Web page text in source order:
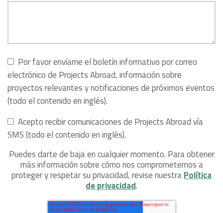
Por favor envíame el boletín informativo por correo
electrónico de Projects Abroad, información sobre
proyectos relevantes y notificaciones de próximos eventos
(todo el contenido en inglés).
Acepto recibir comunicaciones de Projects Abroad vía
SMS (todo el contenido en inglés).
Puedes darte de baja en cualquier momento. Para obtener
más información sobre cómo nos comprometemos a
proteger y respetar su privacidad, revise nuestraPolítica
de privacidad.